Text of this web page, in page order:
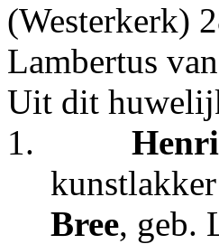
(Westerkerk)
Lambertus
Uit dit
1.
Bree, geb.